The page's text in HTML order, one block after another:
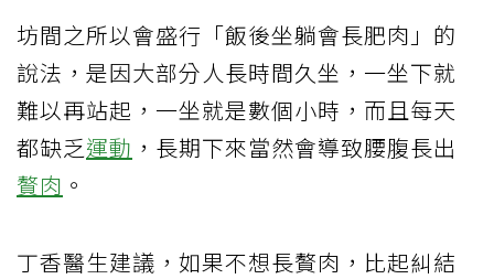
坊間之所以會盛行「飯後坐躺會長肥肉」的
說法，是因大部分人長時間久坐，一坐下就
難以再站起，一坐就是數個小時，而且每天
都缺乏運動 ，長期下來當然會導致腰腹長出
贅肉 。
丁香醫生建議，如果不想長贅肉，比起糾結